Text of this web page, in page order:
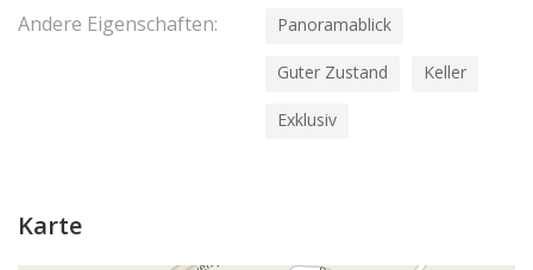
Andere Eigenschaften: Panoramablick
Guter Zustand Keller
Exklusiv
Karte